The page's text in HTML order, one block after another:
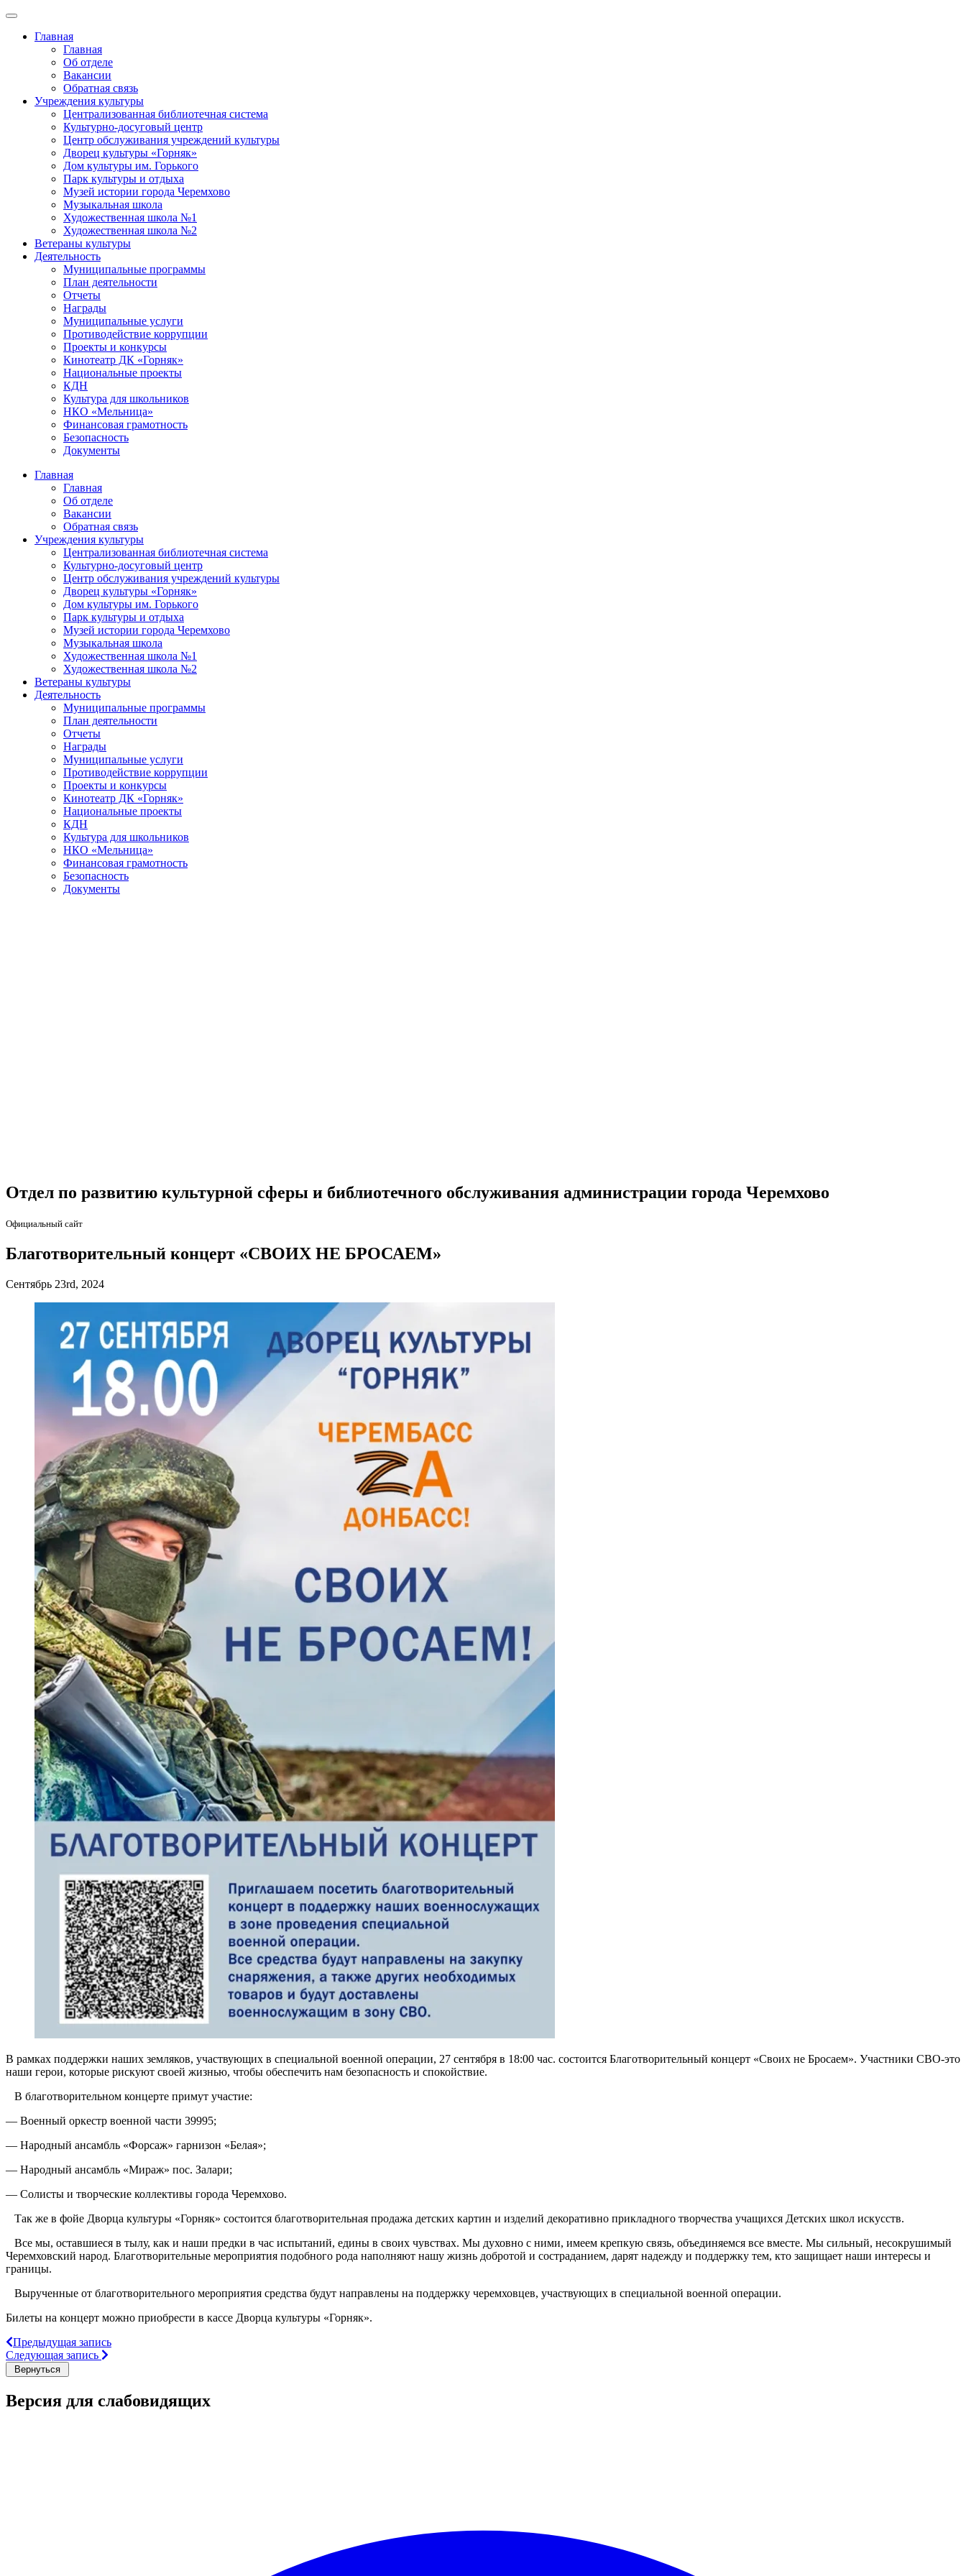
Главная
Главная
Об отделе
Вакансии
Обратная связь
Учреждения культуры
Централизованная библиотечная система
Культурно-досуговый центр
Центр обслуживания учреждений культуры
Дворец культуры «Горняк»
Дом культуры им. Горького
Парк культуры и отдыха
Музей истории города Черемхово
Музыкальная школа
Художественная школа №1
Художественная школа №2
Ветераны культуры
Деятельность
Муниципальные программы
План деятельности
Отчеты
Награды
Муниципальные услуги
Противодействие коррупции
Проекты и конкурсы
Кинотеатр ДК «Горняк»
Национальные проекты
КДН
Культура для школьников
НКО «Мельница»
Финансовая грамотность
Безопасность
Документы
Главная
Главная
Об отделе
Вакансии
Обратная связь
Учреждения культуры
Централизованная библиотечная система
Культурно-досуговый центр
Центр обслуживания учреждений культуры
Дворец культуры «Горняк»
Дом культуры им. Горького
Парк культуры и отдыха
Музей истории города Черемхово
Музыкальная школа
Художественная школа №1
Художественная школа №2
Ветераны культуры
Деятельность
Муниципальные программы
План деятельности
Отчеты
Награды
Муниципальные услуги
Противодействие коррупции
Проекты и конкурсы
Кинотеатр ДК «Горняк»
Национальные проекты
КДН
Культура для школьников
НКО «Мельница»
Финансовая грамотность
Безопасность
Документы
Отдел по развитию культурной сферы и библиотечного обслуживания администрации города Черемхово
Официальный сайт
Благотворительный концерт «СВОИХ НЕ БРОСАЕМ»
Сентябрь 23rd, 2024
В рамках поддержки наших земляков, участвующих в специальной военной операции, 27 сентября в 18:00 час. состоится Благотворительный концерт «Своих не Бросаем». Участники СВО-это
наши герои, которые рискуют своей жизнью, чтобы обеспечить нам безопасность и спокойствие.
В благотворительном концерте примут участие:
— Военный оркестр военной части 39995;
— Народный ансамбль «Форсаж» гарнизон «Белая»;
— Народный ансамбль «Мираж» пос. Залари;
— Солисты и творческие коллективы города Черемхово.
Так же в фойе Дворца культуры «Горняк» состоится благотворительная продажа детских картин и изделий декоративно прикладного творчества учащихся Детских школ искусств.
Все мы, оставшиеся в тылу, как и наши предки в час испытаний, едины в своих чувствах. Мы духовно с ними, имеем крепкую связь, объединяемся все вместе. Мы сильный, несокрушимый
Черемховский народ. Благотворительные мероприятия подобного рода наполняют нашу жизнь добротой и состраданием, дарят надежду и поддержку тем, кто защищает наши интересы и
границы.
Вырученные от благотворительного мероприятия средства будут направлены на поддержку черемховцев, участвующих в специальной военной операции.
Билеты на концерт можно приобрести в кассе Дворца культуры «Горняк».
Предыдущая запись
Следующая запись
Версия для слабовидящих